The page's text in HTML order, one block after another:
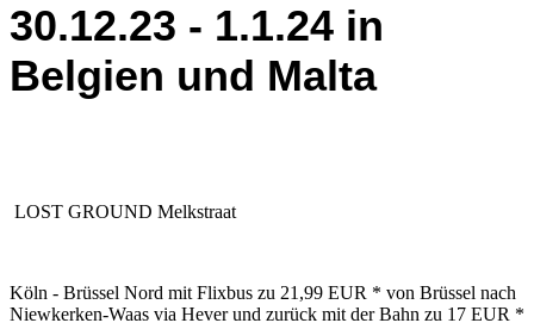
30.12.23 - 1.1.24 in
Belgien und Malta
LOST GROUND Melkstraat
Köln - Brüssel Nord mit Flixbus zu 21,99 EUR * von Brüssel nach
Niewkerken-Waas via Hever und zurück mit der Bahn zu 17 EUR *